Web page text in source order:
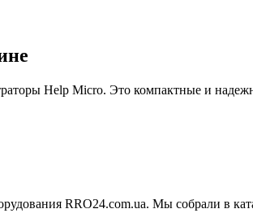
Help Micro. Это компактные и
RRO24.com.ua. Мы собрали в